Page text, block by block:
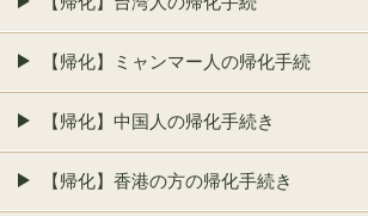
【帰化】ミャンマー人の帰化手続
【帰化】中国人の帰化手続き
【帰化】香港の方の帰化手続き